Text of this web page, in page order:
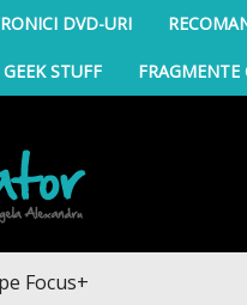
DVD-URI
GEEK STUFF FRAGMENTE